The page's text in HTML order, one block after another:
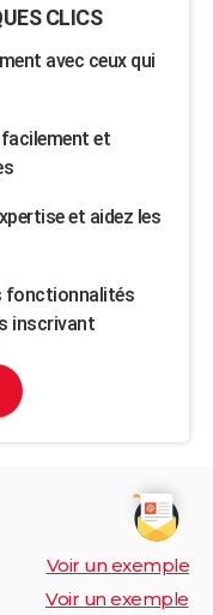
CLICS
avec ceux qui
et
et aidez les
fonctionnalités
inscrivant
Voir un exemple
Voir un exemple